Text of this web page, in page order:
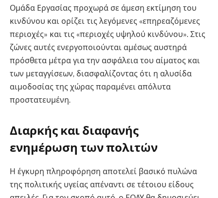
Ομάδα Εργασίας προχωρά σε άμεση εκτίμηση του
κινδύνου και ορίζει τις λεγόμενες «επηρεαζόμενες
περιοχές» και τις «περιοχές υψηλού κινδύνου». Στις
ζώνες αυτές ενεργοποιούνται αμέσως αυστηρά
πρόσθετα μέτρα για την ασφάλεια του αίματος και
των μεταγγίσεων, διασφαλίζοντας ότι η αλυσίδα
αιμοδοσίας της χώρας παραμένει απόλυτα
προστατευμένη.
Διαρκής και διαφανής
ενημέρωση των πολιτών
Η έγκυρη πληροφόρηση αποτελεί βασικό πυλώνα
της πολιτικής υγείας απέναντι σε τέτοιου είδους